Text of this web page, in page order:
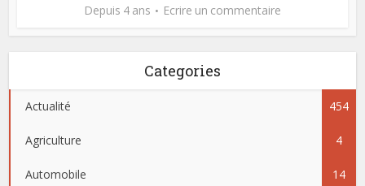
Depuis 4 ans Ecrire un commentaire
Categories
Actualité 454
Agriculture 4
Automobile 14